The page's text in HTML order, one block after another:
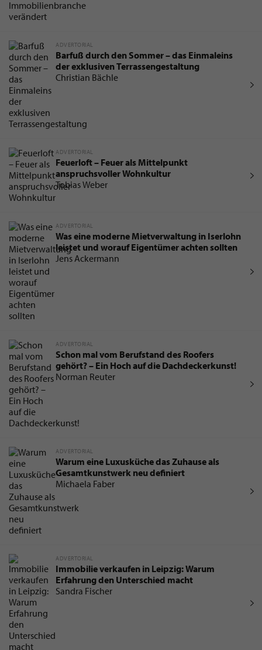
ADVERTORIAL
Barfuß durch den Sommer – das Einmaleins
der exklusiven Terrassengestaltung
Christian Bächle
ADVERTORIAL
Feuerloft – Feuer als Mittelpunkt
anspruchsvoller Wohnkultur
Tobias Weber
ADVERTORIAL
Was eine moderne Mietverwaltung in Iserlohn
leistet und worauf Eigentümer achten sollten
Jens Ackermann
ADVERTORIAL
Schon mal vom Berufstand des Roofers
gehört? – Ein Hoch auf die Dachdeckerkunst!
Norman Reuter
ADVERTORIAL
Warum eine Luxusküche das Zuhause als
Gesamtkunstwerk neu definiert
Michaela Faber
ADVERTORIAL
Immobilie verkaufen in Leipzig: Warum
Erfahrung den Unterschied macht
Sandra Fischer